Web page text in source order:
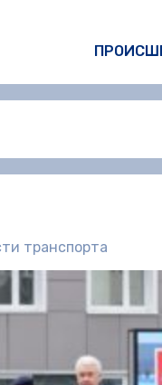
транспорта